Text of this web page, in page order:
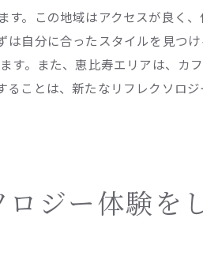
選び方
効果
すリラクゼーション
ロジー体験
フレクソロジースポット紹介
し
スポット探訪
。この地域はアクセスが良く
自分に合ったスタイルを見つ
。また、恵比寿エリアは、カ
ことは、新たなリフレクソロ
ジー体験を